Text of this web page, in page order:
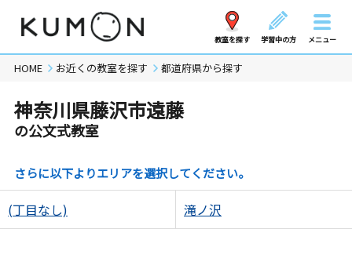
教室を探す 学習中の方 メニュー
HOME お近くの教室を探す 都道府県から探す
神奈川県藤沢市遠藤
の公文式教室
さらに以下よりエリアを選択してください。
(丁目なし) 滝ノ沢